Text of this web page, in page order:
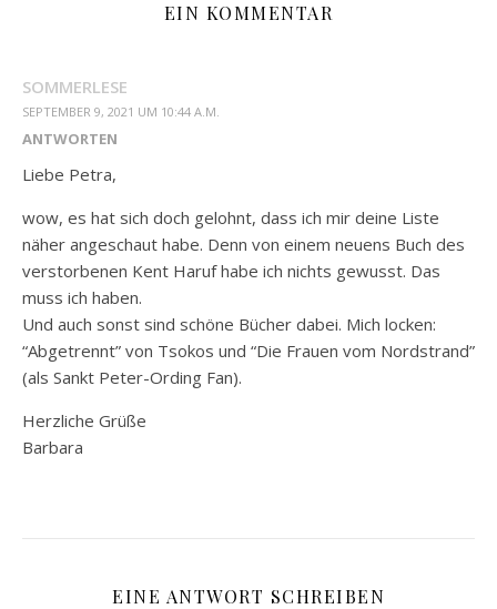
EIN KOMMENTAR
SOMMERLESE
SEPTEMBER 9, 2021 UM 10:44 A.M.
ANTWORTEN
Liebe Petra,
wow, es hat sich doch gelohnt, dass ich mir deine Liste
näher angeschaut habe. Denn von einem neuens Buch des
verstorbenen Kent Haruf habe ich nichts gewusst. Das
muss ich haben.
Und auch sonst sind schöne Bücher dabei. Mich locken:
“Abgetrennt” von Tsokos und “Die Frauen vom Nordstrand”
(als Sankt Peter-Ording Fan).
Herzliche Grüße
Barbara
EINE ANTWORT SCHREIBEN